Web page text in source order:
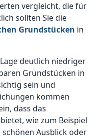
vergleicht, die für
sollten Sie die
Grundstücken in
deutlich niedriger
Grundstücken in
sein und
kommen
dass das
wie zum Beispiel
Ausblick oder